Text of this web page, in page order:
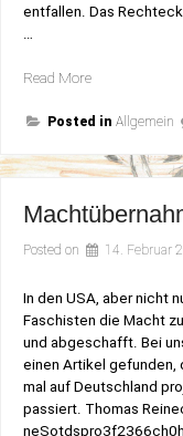
entfallen. Das
…
Read More„Ungenaue
Posted in Allgemein
Posted on 14. Februar
In den USA, aber nicht
Faschisten die Macht
und abgeschafft. Bei
einen Artikel gefunden,
mal auf Deutschland
passiert. Thomas